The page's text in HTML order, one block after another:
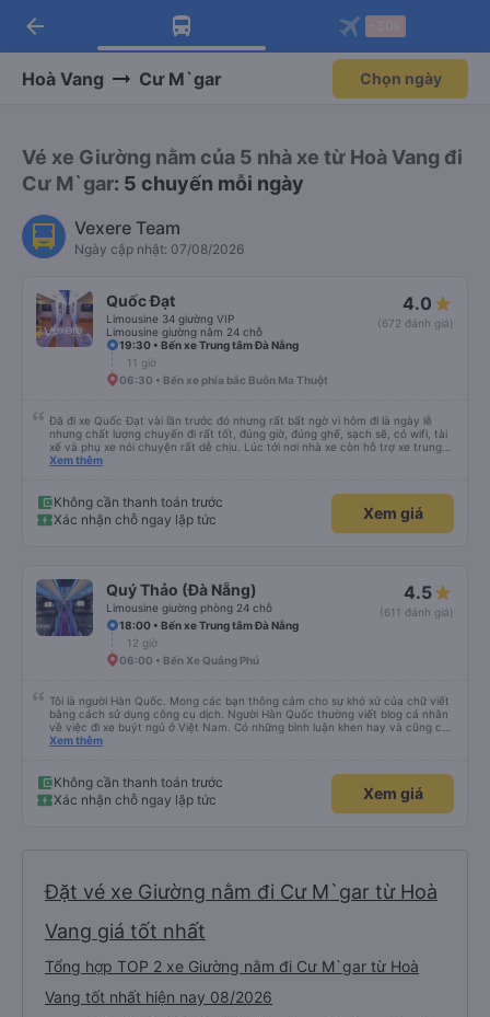
Tải app Vexere ngay!
Nhận ưu đãi thành viên độc
Mở app
Tải app Vexere
-30k/ghế khi đặt vé máy bay qua
Mở app
arrow_back
Hoà Vang Cư M`gar Chọn ngày
Vé xe Giường nằm của 5 nhà xe từ Hoà Vang đi
Cư M`gar: 5 chuyến mỗi ngày
Vexere Team
Ngày cập nhật: 07/08/2026
Quốc Đạt
Limousine 34 giường VIP
Limousine giường nằm 24 chỗ
4.0
(672 đánh giá)
19:30 • Bến xe Trung tâm Đà Nẵng
11 giờ
06:30 • Bến xe phía bắc Buôn Ma Thuột
Đã đi xe Quốc Đạt vài lần trước đó nhưng rất bất ngờ vì hôm đi là ngày lễ
nhưng chất lượng chuyến đi rất tốt, đúng giờ, đúng ghế, sạch sẽ, có wifi, tài
xế và phụ xe nói chuyện rất dễ chịu. Lúc tới nơi nhà xe còn hỗ trợ xe trung
chuyển tới tận nhà. 10đ cho nhà xe, hy vọng nhà xe duy trì được chất lượng
Xem thêm
Không cần thanh toán trước
Xác nhận chỗ ngay lập tức
Xem giá
Quý Thảo (Đà Nẵng)
Limousine giường phòng 24 chỗ
4.5
(611 đánh giá)
18:00 • Bến xe Trung tâm Đà Nẵng
12 giờ
06:00 • Bến Xe Quảng Phú
Tôi là người Hàn Quốc. Mong các bạn thông cảm cho sự khó xử của chữ viết
bằng cách sử dụng công cụ dịch. Người Hàn Quốc thường viết blog cá nhân
về việc đi xe buýt ngủ ở Việt Nam. Có những bình luận khen hay và cũng có
những bình luận khen vất vả nên tôi đã rất lo lắng. Đó là một sự lo lắng vô
를 보시게 되는 한국분들께 정보를 드리자면 저는 다낭에서 꾸이년가는 버스를 탔습
니다. 같은 회사라도 버스마다 퀄리티가 다른지는 모르겠는데, 제가 탄 버스는 쾌적
하고 좋았어요. 자리 넓찍하고 베개 이불 깨끗합니다. 뭐 경적소리야 베트남에서는
Xem thêm
Không cần thanh toán trước
Xác nhận chỗ ngay lập tức
Xem giá
Đặt vé xe Giường nằm đi Cư M`gar từ Hoà
Vang giá tốt nhất
Tổng hợp TOP 2 xe Giường nằm đi Cư M`gar từ Hoà
Vang tốt nhất hiện nay 08/2026